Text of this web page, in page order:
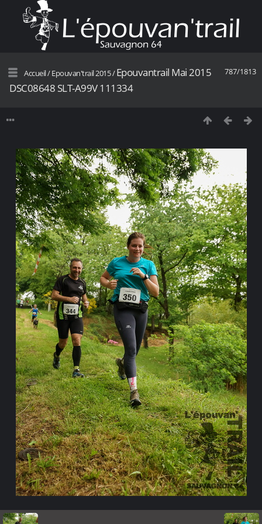
787/1813
Accueil/Epouvan'trail 2015/Epouvantrail Mai 2015
DSC08648 SLT-A99V 111334